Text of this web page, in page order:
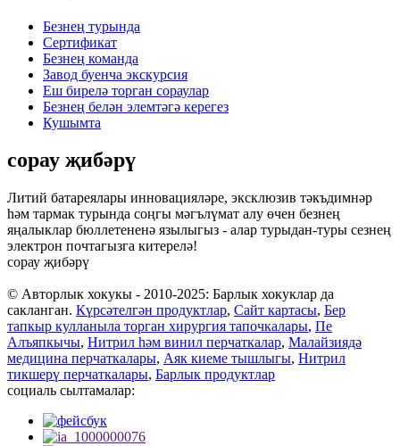
Безнең турында
Сертификат
Безнең команда
Завод буенча экскурсия
Еш бирелә торган сораулар
Безнең белән элемтәгә керегез
Кушымта
сорау җибәрү
Литий батареялары инновацияләре, эксклюзив тәкъдимнәр
һәм тармак турында соңгы мәгълүмат алу өчен безнең
яңалыклар бюллетененә язылыгыз - алар турыдан-туры сезнең
электрон почтагызга китерелә!
сорау җибәрү
© Авторлык хокукы - 2010-2025: Барлык хокуклар да
сакланган. Күрсәтелгән продуктлар, Сайт картасы, Бер
тапкыр кулланыла торган хирургия тапочкалары, Пе
Алъяпкычы, Нитрил һәм винил перчаткалар, Малайзиядә
медицина перчаткалары, Аяк киеме тышлыгы, Нитрил
тикшерү перчаткалары, Барлык продуктлар
социаль сылтамалар: